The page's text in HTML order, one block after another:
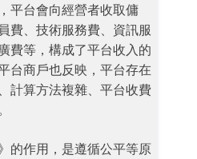
平台會向經營者收取傭
費、技術服務費、資訊服
費等，構成了平台收入的
台商戶也反映，平台存在
計算方法複雜、平台收費
的作用，是遵循公平等原